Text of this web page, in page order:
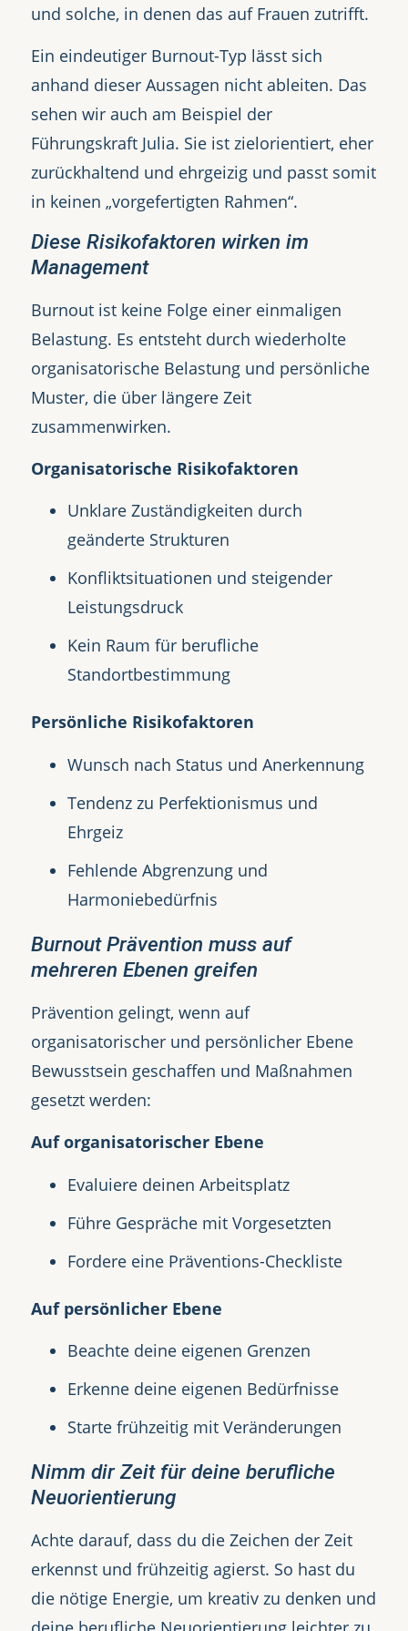
und solche, in denen das auf Frauen zutrifft.
Ein eindeutiger Burnout-Typ lässt sich
anhand dieser Aussagen nicht ableiten. Das
sehen wir auch am Beispiel der
Führungskraft Julia. Sie ist zielorientiert, eher
zurückhaltend und ehrgeizig und passt somit
in keinen „vorgefertigten Rahmen“.
Diese Risikofaktoren wirken im
Management
Burnout ist keine Folge einer einmaligen
Belastung. Es entsteht durch wiederholte
organisatorische Belastung und persönliche
Muster, die über längere Zeit
zusammenwirken.
Organisatorische Risikofaktoren
Unklare Zuständigkeiten durch
geänderte Strukturen
Konfliktsituationen und steigender
Leistungsdruck
Kein Raum für berufliche
Standortbestimmung
Persönliche Risikofaktoren
Wunsch nach Status und Anerkennung
Tendenz zu Perfektionismus und
Ehrgeiz
Fehlende Abgrenzung und
Harmoniebedürfnis
Burnout Prävention muss auf
mehreren Ebenen greifen
Prävention gelingt, wenn auf
organisatorischer und persönlicher Ebene
Bewusstsein geschaffen und Maßnahmen
gesetzt werden:
Auf organisatorischer Ebene
Evaluiere deinen Arbeitsplatz
Führe Gespräche mit Vorgesetzten
Fordere eine Präventions-Checkliste
Auf persönlicher Ebene
Beachte deine eigenen Grenzen
Erkenne deine eigenen Bedürfnisse
Starte frühzeitig mit Veränderungen
Nimm dir Zeit für deine berufliche
Neuorientierung
Achte darauf, dass du die Zeichen der Zeit
erkennst und frühzeitig agierst. So hast du
die nötige Energie, um kreativ zu denken und